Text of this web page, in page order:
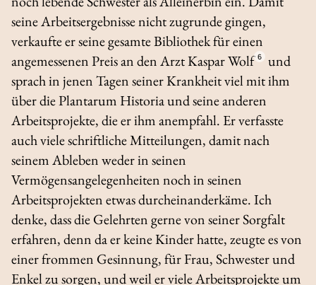
seine Arbeitsergebnisse nicht zugrunde gingen,
verkaufte er seine gesamte Bibliothek für einen
angemessenen Preis an den Arzt Kaspar Wolf 6
und
sprach in jenen Tagen seiner Krankheit viel mit ihm
über diePlantarum Historiaund seine anderen
Arbeitsprojekte, die er ihm anempfahl. Er verfasste
auch viele schriftliche Mitteilungen, damit nach
seinem Ableben weder in seinen
Vermögensangelegenheiten noch in seinen
Arbeitsprojekten etwas durcheinanderkäme. Ich
denke, dass die Gelehrten gerne von seiner Sorgfalt
erfahren, denn da er keine Kinder hatte, zeugte es von
einer frommen Gesinnung, für Frau, Schwester und
Enkel zu sorgen, und weil er viele Arbeitsprojekte um